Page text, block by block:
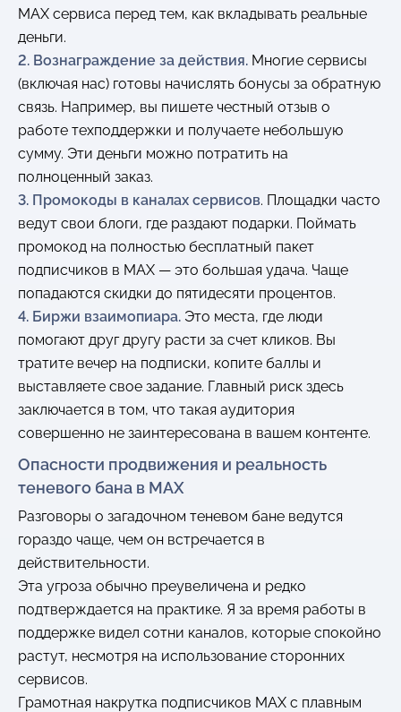
MAX сервиса перед тем, как вкладывать реальные
деньги.
2. Вознаграждение за действия. Многие сервисы
(включая нас) готовы начислять бонусы за обратную
связь. Например, вы пишете честный отзыв о
работе техподдержки и получаете небольшую
сумму. Эти деньги можно потратить на
полноценный заказ.
3. Промокоды в каналах сервисов. Площадки часто
ведут свои блоги, где раздают подарки. Поймать
промокод на полностью бесплатный пакет
подписчиков в MAX — это большая удача. Чаще
попадаются скидки до пятидесяти процентов.
4. Биржи взаимопиара. Это места, где люди
помогают друг другу расти за счет кликов. Вы
тратите вечер на подписки, копите баллы и
выставляете свое задание. Главный риск здесь
заключается в том, что такая аудитория
совершенно не заинтересована в вашем контенте.
Опасности продвижения и реальность
теневого бана в MAX
Разговоры о загадочном теневом бане ведутся
гораздо чаще, чем он встречается в
действительности.
Эта угроза обычно преувеличена и редко
подтверждается на практике. Я за время работы в
поддержке видел сотни каналов, которые спокойно
растут, несмотря на использование сторонних
сервисов.
Грамотная накрутка подписчиков MAX с плавным